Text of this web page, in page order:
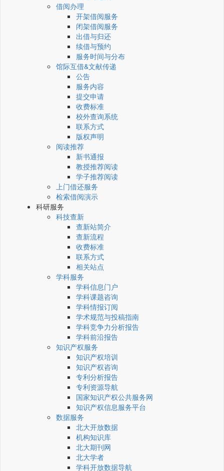
借阅办理
开架借阅服务
闭架借阅服务
出借与归还
续借与预约
服务时间与分布
馆际互借&文献传递
公告
服务内容
提交申请
收费标准
校外查询系统
联系方式
版权声明
阅读推荐
新书通报
教授推荐阅读
学子推荐阅读
上门借还服务
检索借阅演示
科研服务
科技查新
查新站简介
查新流程
收费标准
联系方式
相关站点
学科服务
学科信息门户
学科课题咨询
学科情报订阅
学术规范与投稿指南
学科竞争力分析报告
学科前沿报告
知识产权服务
知识产权培训
知识产权咨询
专利分析报告
专利资源导航
国家知识产权公共服务网
知识产权信息服务平台
数据服务
北大开放数据
机构知识库
北大期刊网
北大学者
学科开放数据导航